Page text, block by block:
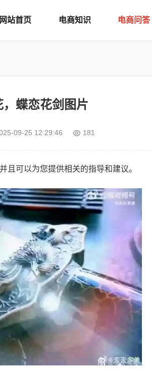
网站首页 电商知识 电商问答
蝶恋花剑图片
09-25 12:29:46 181
且可以为您提供相关的指导和建议。